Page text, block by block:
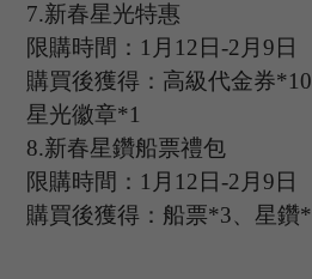
7.新春星光特惠
限購時間： 1 月 12 日-2 月9 日
購買後獲得：高級代金券*10
星光徽章*1
8.新春星鑽船票禮包
限購時間： 1 月 12 日-2 月9 日
購買後獲得：船票*3、星鑽*